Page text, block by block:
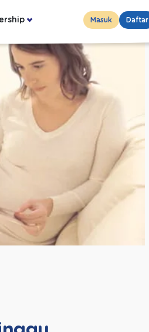
Masuk Daftar